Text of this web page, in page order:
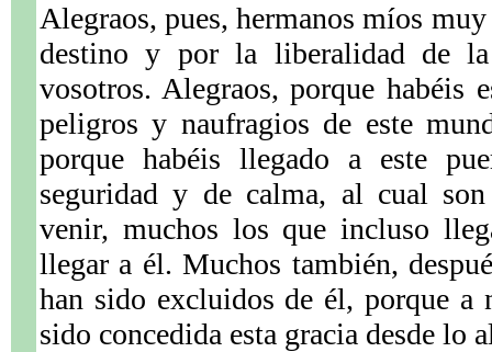
Alegraos, pues, hermanos míos
destino y por la liberalidad de
vosotros. Alegraos, porque habéis
peligros y naufragios de este
porque habéis llegado a este
seguridad y de calma, al cual
venir, muchos los que incluso
llegar a él. Muchos también,
han sido excluidos de él, porque a
sido concedida esta gracia desde lo